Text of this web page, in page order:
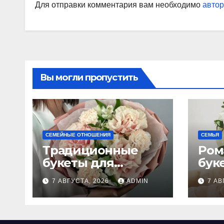
Для отправки комментария вам необходимо
Вы могли пропустить
СЕМЕЙНЫЕ ОТНОШЕНИЯ
Традиционные
букеты для
женщин
7 АВГУСТА, 2026 ADMIN
СЕМЬЯ
7